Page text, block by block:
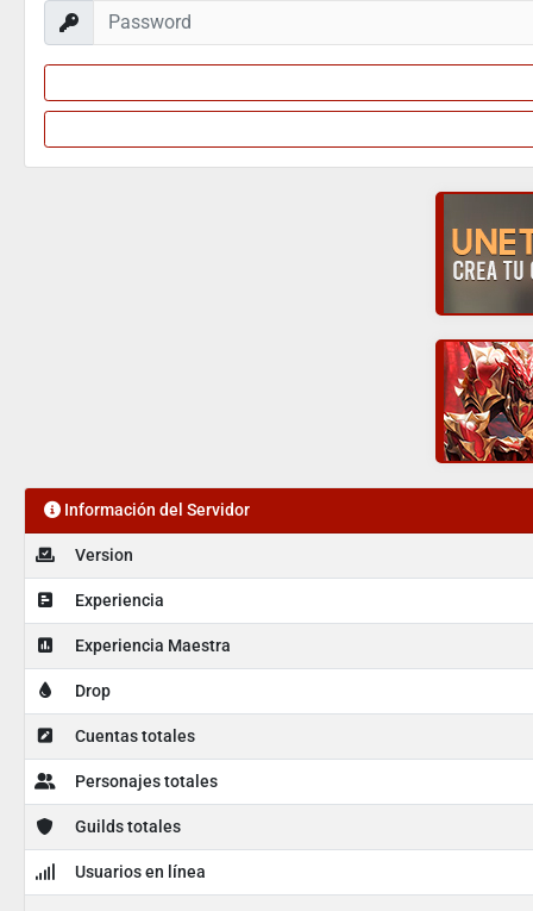
Información del Servidor
Version
Experiencia
Experiencia Maestra
Drop
Cuentas totales
Personajes totales
Guilds totales
Usuarios en línea